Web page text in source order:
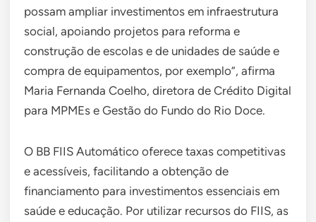
possam ampliar investimentos em infraestrutura
social, apoiando projetos para reforma e
construção de escolas e de unidades de saúde e
compra de equipamentos, por exemplo”, afirma
Maria Fernanda Coelho, diretora de Crédito Digital
para MPMEs e Gestão do Fundo do Rio Doce.
O BB FIIS Automático oferece taxas competitivas
e acessíveis, facilitando a obtenção de
financiamento para investimentos essenciais em
saúde e educação. Por utilizar recursos do FIIS, as